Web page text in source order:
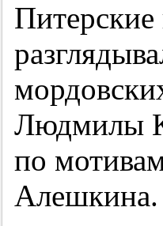
Питерские
Людмилы
по
Алешкина.